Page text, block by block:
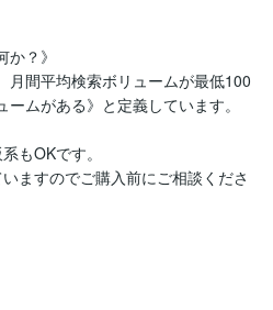
？》
月間平均検索ボリュームが最低100
ムがある》と定義しています。
もOKです。
ますのでご購入前にご相談くださ